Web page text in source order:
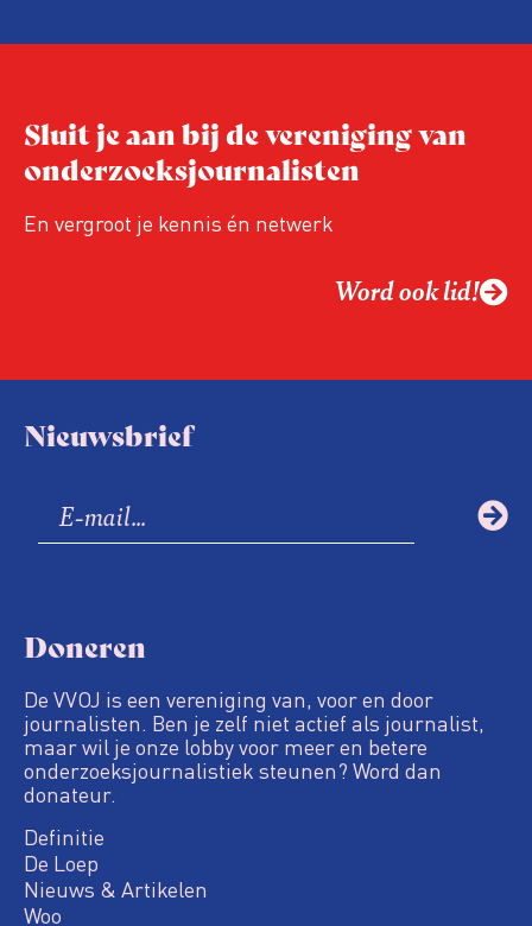
Sluit je aan bij de vereniging van
onderzoeksjournalisten
En vergroot je kennis én netwerk
Word ook lid!
Nieuwsbrief
Doneren
De VVOJ is een vereniging van, voor en door
journalisten. Ben je zelf niet actief als journalist,
maar wil je onze lobby voor meer en betere
onderzoeksjournalistiek steunen? Word dan
donateur.
Definitie
De Loep
Nieuws & Artikelen
Woo